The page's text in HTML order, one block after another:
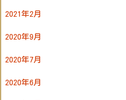
2021年2月
2020年9月
2020年7月
2020年6月